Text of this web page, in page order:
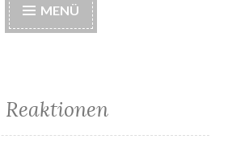
MENÜ
Reaktionen